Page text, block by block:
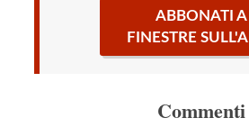
ABBONATI A
FINESTRE
Commenti